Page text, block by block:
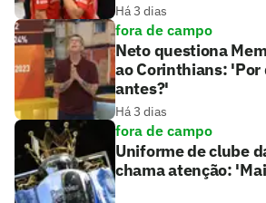
Há 3 dias
fora de campo
Neto questiona
ao Corinthians: 'Por
antes?'
Há 3 dias
fora de campo
Uniforme de clube
chama atenção: